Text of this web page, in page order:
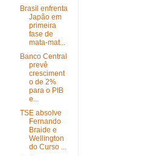
Brasil enfrenta
Japão em
primeira
fase de
mata-mat...
Banco Central
prevê
cresciment
o de 2%
para o PIB
e...
TSE absolve
Fernando
Braide e
Wellington
do Curso ...